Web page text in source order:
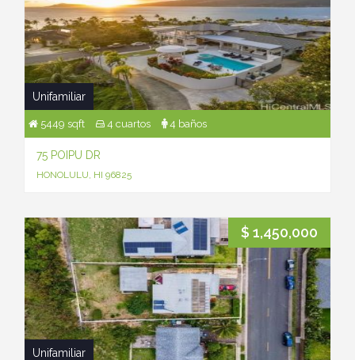
Unifamiliar
5449 sqft 4 cuartos 4 baños
75 POIPU DR
HONOLULU, HI 96825
$ 1,450,000
Unifamiliar